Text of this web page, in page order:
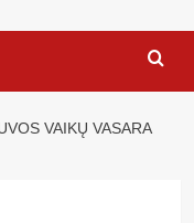
VAIKŲ VASARA